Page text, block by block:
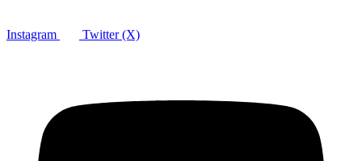
Instagram Twitter (X)